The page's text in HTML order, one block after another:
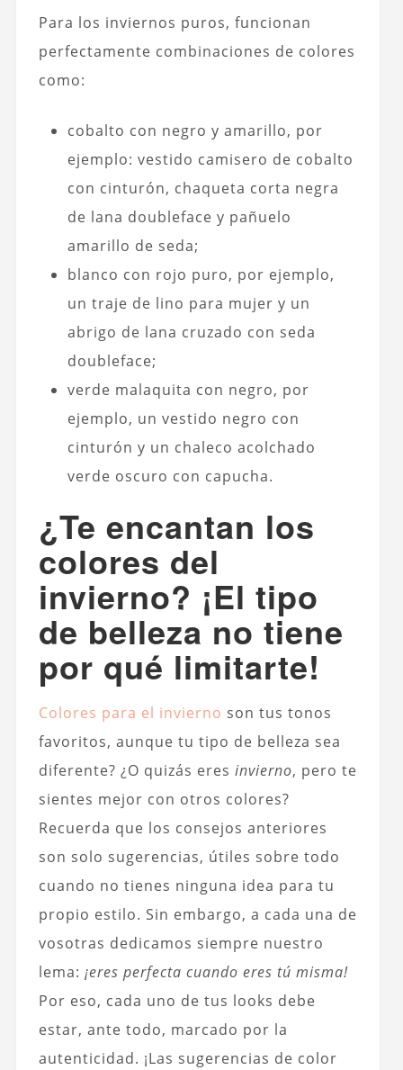
Para los inviernos puros, funcionan
perfectamente combinaciones de colores
como:
cobalto con negro y amarillo, por
ejemplo: vestido camisero de cobalto
con cinturón, chaqueta corta negra
de lana doubleface y pañuelo
amarillo de seda;
blanco con rojo puro, por ejemplo,
un traje de lino para mujer y un
abrigo de lana cruzado con seda
doubleface;
verde malaquita con negro, por
ejemplo, un vestido negro con
cinturón y un chaleco acolchado
verde oscuro con capucha.
¿Te encantan los
colores del
invierno? ¡El tipo
de belleza no tiene
por qué limitarte!
Colores para el invierno son tus tonos
favoritos, aunque tu tipo de belleza sea
diferente? ¿O quizás eres invierno, pero te
sientes mejor con otros colores?
Recuerda que los consejos anteriores
son solo sugerencias, útiles sobre todo
cuando no tienes ninguna idea para tu
propio estilo. Sin embargo, a cada una de
vosotras dedicamos siempre nuestro
lema: ¡eres perfecta cuando eres tú misma!
Por eso, cada uno de tus looks debe
estar, ante todo, marcado por la
autenticidad. ¡Las sugerencias de color